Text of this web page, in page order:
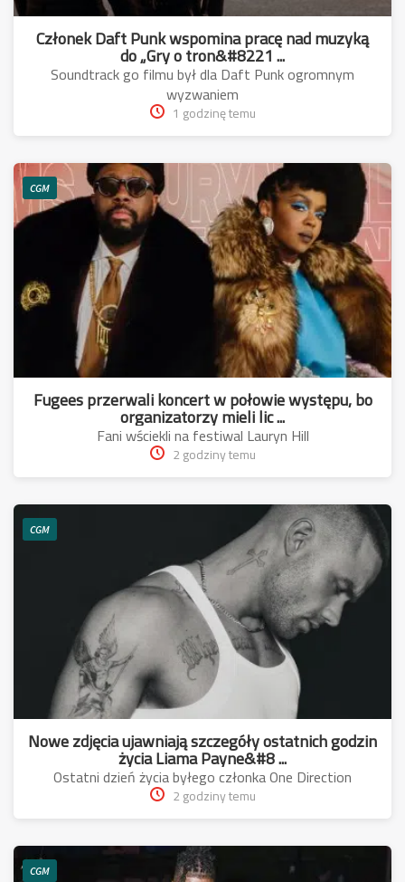
Członek Daft Punk wspomina pracę nad muzyką
do „Gry o tron&#8221 ...
Soundtrack go filmu był dla Daft Punk ogromnym
wyzwaniem
1 godzinę temu
CGM
Fugees przerwali koncert w połowie występu, bo
organizatorzy mieli lic ...
Fani wściekli na festiwal Lauryn Hill
2 godziny temu
CGM
Nowe zdjęcia ujawniają szczegóły ostatnich godzin
życia Liama Payne&#8 ...
Ostatni dzień życia byłego członka One Direction
2 godziny temu
CGM